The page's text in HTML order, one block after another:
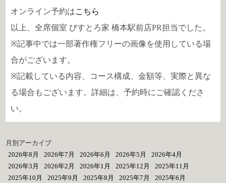
オンライン予約はこちら
以上、全席個室 びすとろ家 橋本駅前店PR担当でした。
※記事中では一部著作権フリーの画像を使用している場
合がございます。
※記載している内容、コース構成、金額等、実際と異な
る場合もございます。詳細は、予約時にご確認くださ
い。
月別アーカイブ
2026年8月
2026年7月 2026年6月 2026年5月
2026年4月
2026年3月
2026年2月 2026年1月 2025年12月
2025年11月
2025年10月
2025年9月 2025年8月 2025年7月
2025年6月